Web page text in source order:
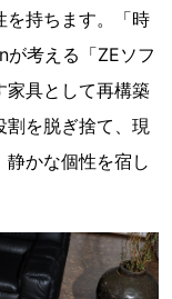
を持ちます。「時
考える「ZEソフ
家具として再構築
割を脱ぎ捨て、現
かな個性を宿し